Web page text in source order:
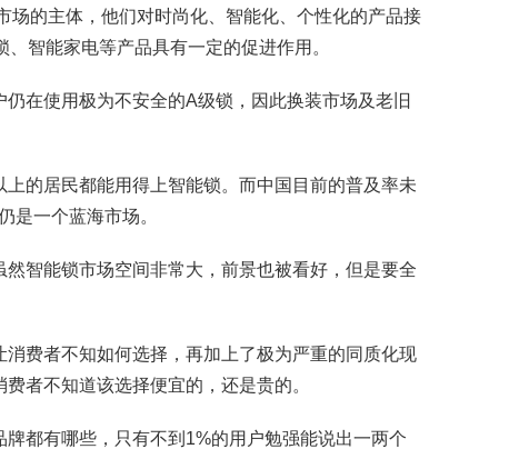
场的主体，他们对时尚化、智能化、个性化的产品接
智能家电等产品具有一定的促进作用。
在使用极为不安全的A级锁，因此换装市场及老旧
的居民都能用得上智能锁。而中国目前的普及率未
是一个蓝海市场。
智能锁市场空间非常大，前景也被看好，但是要全
费者不知如何选择，再加上了极为严重的同质化现
者不知道该选择便宜的，还是贵的。
都有哪些，只有不到1%的用户勉强能说出一两个